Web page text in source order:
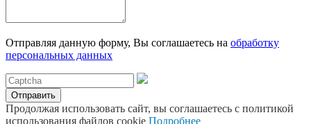
Отправляя данную форму, Вы соглашаетесь на обработку
персональных данных
Отправить
Продолжая использовать сайт, вы соглашаетесь с политикой
использования файлов cookie Подробнее